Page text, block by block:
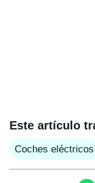
Este artículo
Coches eléctricos